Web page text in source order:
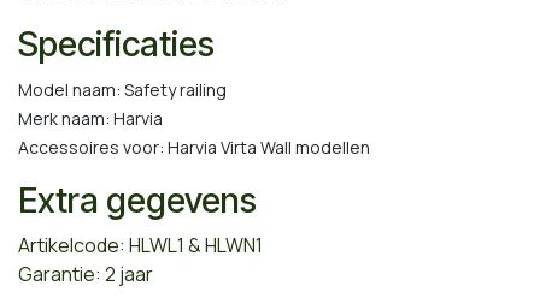
Specificaties
Model naam: Safety railing
Merk naam: Harvia
Accessoires voor: Harvia Virta Wall modellen
Extra gegevens
Artikelcode: HLWL1 & HLWN1
Garantie: 2 jaar